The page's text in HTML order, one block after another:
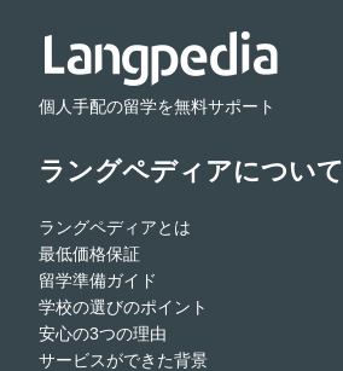
個人手配の留学を無料サポート
ラングペディアについて
ラングペディアとは
最低価格保証
留学準備ガイド
学校の選びのポイント
安心の3つの理由
サービスができた背景